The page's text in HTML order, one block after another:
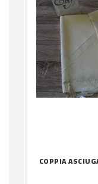
COPPIA